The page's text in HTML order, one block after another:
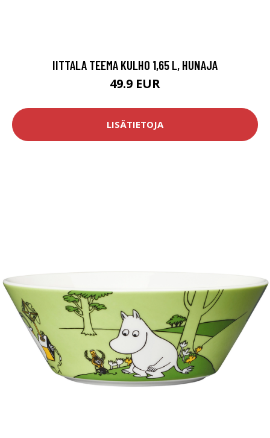
IITTALA TEEMA KULHO 1,65 L, HUNAJA
49.9 EUR
LISÄTIETOJA